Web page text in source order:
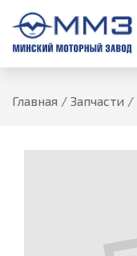
Главная / Запчасти /